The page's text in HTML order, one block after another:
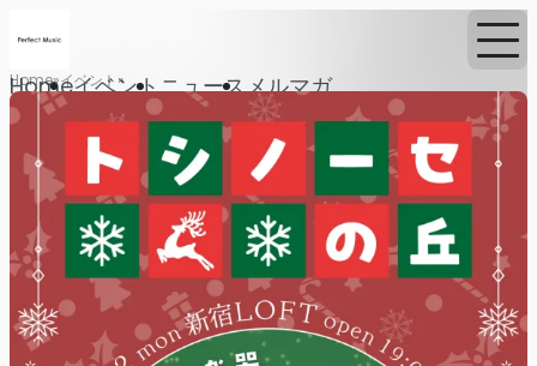
Homeイベントニュースメルマガ
Home イベント